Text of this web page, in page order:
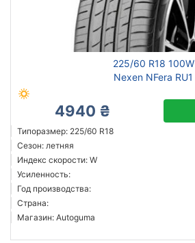
225/60 R18 100W
Nexen NFera RU1
4940 ₴
Типоразмер: 225/60 R18
Сезон: летняя
Индекс скорости: W
Усиленность:
Год производства:
Страна:
Магазин: Autoguma
Aplus
Apollo
Ardent
Все бренды
Тип транспортного средства